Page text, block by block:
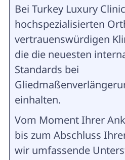
Bei Turkey Luxury
hochspezialisierten
vertrauenswürdigen
die die neuesten
Standards bei
einhalten.
Vom Moment Ihrer
bis zum Abschluss
wir umfassende